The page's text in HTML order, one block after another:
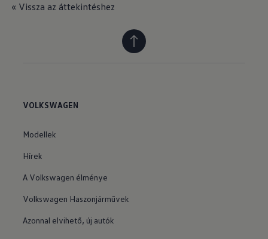
« Vissza az áttekintéshez
VOLKSWAGEN
Modellek
Hírek
A Volkswagen élménye
Volkswagen Haszonjárművek
Azonnal elvihető, új autók